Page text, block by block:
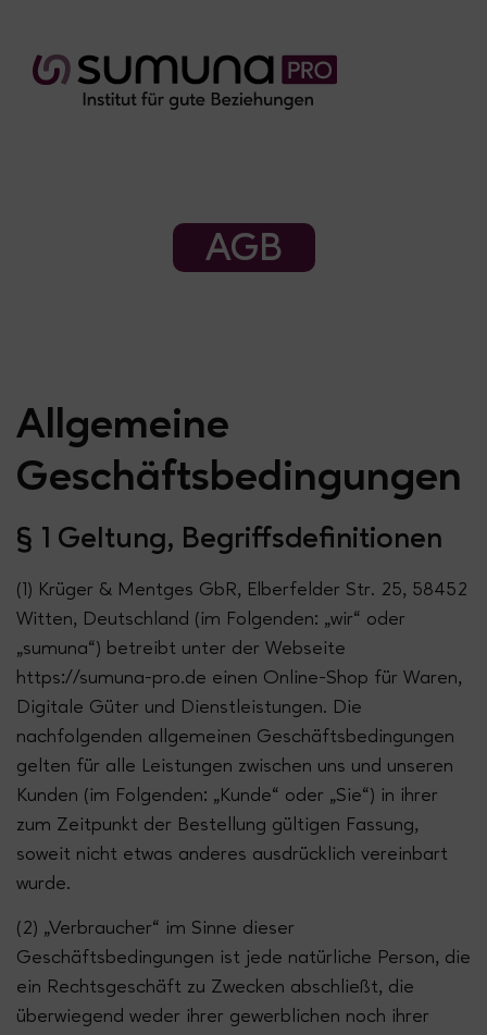
AGB
Allgemeine
Geschäftsbedingungen
§ 1 Geltung, Begriffsdefinitionen
(1) Krüger & Mentges GbR, Elberfelder Str. 25, 58452
Witten, Deutschland (im Folgenden: „wir“ oder
„sumuna“) betreibt unter der Webseite
https://sumuna-pro.de einen Online-Shop für Waren,
Digitale Güter und Dienstleistungen. Die
nachfolgenden allgemeinen Geschäftsbedingungen
gelten für alle Leistungen zwischen uns und unseren
Kunden (im Folgenden: „Kunde“ oder „Sie“) in ihrer
zum Zeitpunkt der Bestellung gültigen Fassung,
soweit nicht etwas anderes ausdrücklich vereinbart
wurde.
(2) „Verbraucher“ im Sinne dieser
Geschäftsbedingungen ist jede natürliche Person, die
ein Rechtsgeschäft zu Zwecken abschließt, die
überwiegend weder ihrer gewerblichen noch ihrer